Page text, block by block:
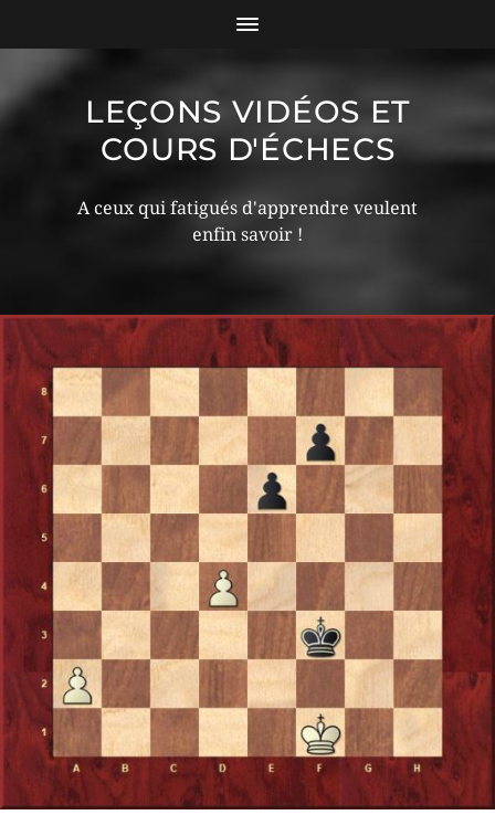
LEÇONS VIDÉOS ET
COURS D'ÉCHECS
A ceux qui fatigués d'apprendre veulent
enfin savoir !